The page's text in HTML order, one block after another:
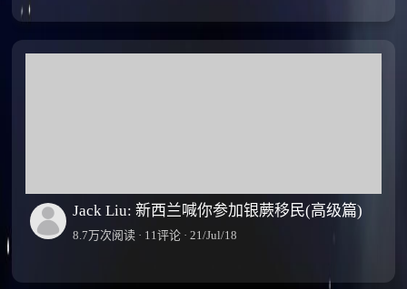
Jack Liu: 新西兰喊你参加银蕨移民(高级篇)
8.7万次阅读 · 11评论 · 21/Jul/18